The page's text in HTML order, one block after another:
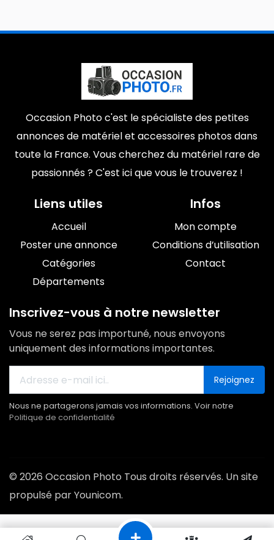
Occasion Photo c'est le spécialiste des petites
annonces de matériel et accessoires photos dans
toute la France. Vous cherchez du matériel rare de
passionnés ? C'est ici que vous le trouverez !
Liens utiles
Accueil
Poster une annonce
Catégories
Départements
Infos
Mon compte
Conditions d’utilisation
Contact
Inscrivez-vous à notre newsletter
Vous ne serez pas importuné, nous envoyons
uniquement des informations importantes.
Rejoignez
Nous ne partagerons jamais vos informations. Voir notre
Politique de confidentialité
© 2026 Occasion Photo Tous droits réservés. Un site
propulsé par Younicom.